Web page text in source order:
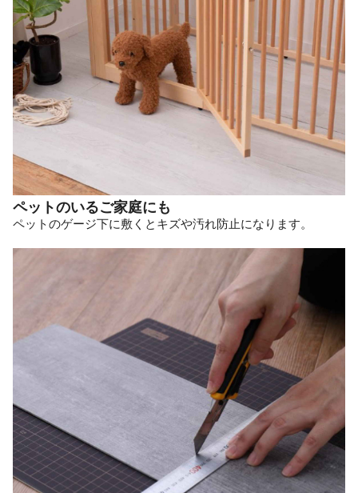
ペットのいるご家庭にも
ペットのゲージ下に敷くとキズや汚れ防止になります。